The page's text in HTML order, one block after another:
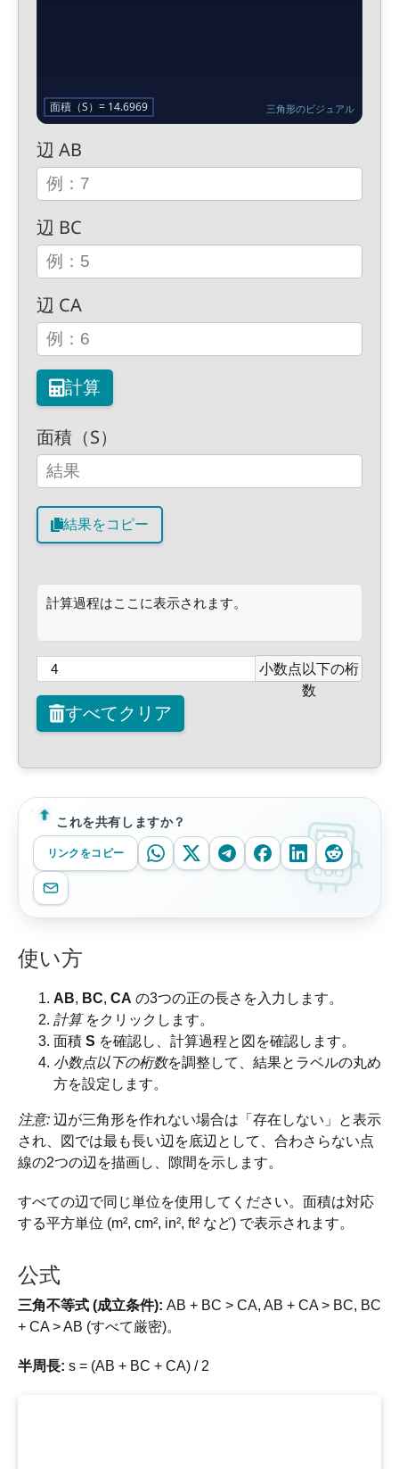
三角形のビジュアル
辺 AB
辺 BC
辺 CA
計算
面積（S）
結果をコピー
計算過程はここに表示されます。
小数点以下の桁
数
すべてクリア
これを共有しますか？
リンクをコピー
使い方
AB, BC, CA の3つの正の長さを入力します。
計算をクリックします。
面積 S を確認し、計算過程と図を確認します。
小数点以下の桁数を調整して、結果とラベルの丸め
方を設定します。
注意: 辺が三角形を作れない場合は「存在しない」と表示
され、図では最も長い辺を底辺として、合わさらない点
線の2つの辺を描画し、隙間を示します。
すべての辺で同じ単位を使用してください。面積は対応
する平方単位 (m², cm², in², ft² など) で表示されます。
公式
三角不等式 (成立条件): AB + BC > CA, AB + CA > BC, BC
+ CA > AB (すべて厳密)。
半周長: s = (AB + BC + CA) / 2